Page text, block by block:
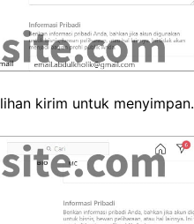
kirim untuk menyimpan.